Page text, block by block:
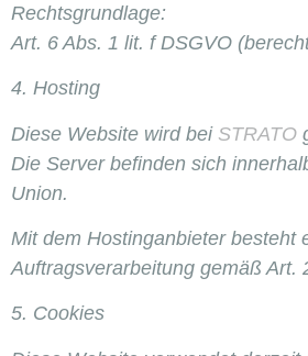
Rechtsgrundlage:
Art. 6 Abs. 1 lit. f DSGVO
4. Hosting
Diese Website wird bei STRATO
Die Server befinden sich
Union.
Mit dem Hostinganbieter besteht
Auftragsverarbeitung gemäß Art.
5. Cookies